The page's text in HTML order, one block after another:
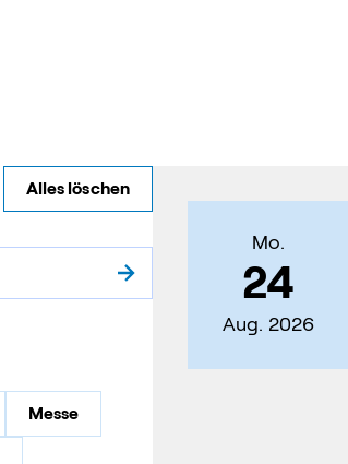
Alles löschen
Messe
Mo.
24
Aug. 2026